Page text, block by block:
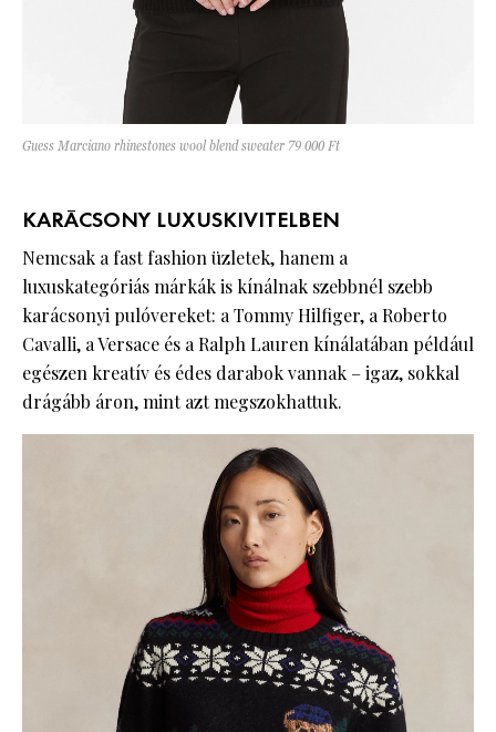
Guess Marciano rhinestones wool blend sweater 79 000 Ft
KARÁCSONY LUXUSKIVITELBEN
Nemcsak a fast fashion üzletek, hanem a
luxuskategóriás márkák is kínálnak szebbnél szebb
karácsonyi pulóvereket: a Tommy Hilfiger, a Roberto
Cavalli, a Versace és a Ralph Lauren kínálatában például
egészen kreatív és édes darabok vannak – igaz, sokkal
drágább áron, mint azt megszokhattuk.